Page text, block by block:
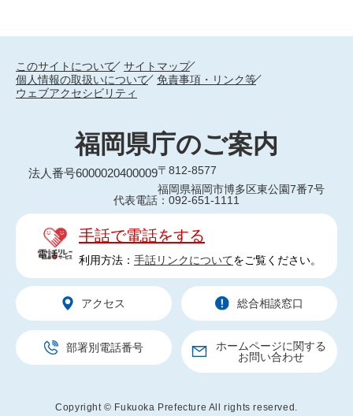
このサイトについて
サイトマップ
個人情報の取扱いについて
免責事項・リンク等
ウェブアクセシビリティ
福岡県庁のご案内
法人番号6000020400009〒812-8577
福岡県福岡市博多区東公園7番7号
代表電話：092-651-1111
手話で電話をする
利用方法： 手話リンクについてをご覧ください。
アクセス 総合相談窓口
部署別電話番号
ホームページに関する
お問い合わせ
Copyright © Fukuoka Prefecture All rights reserved.